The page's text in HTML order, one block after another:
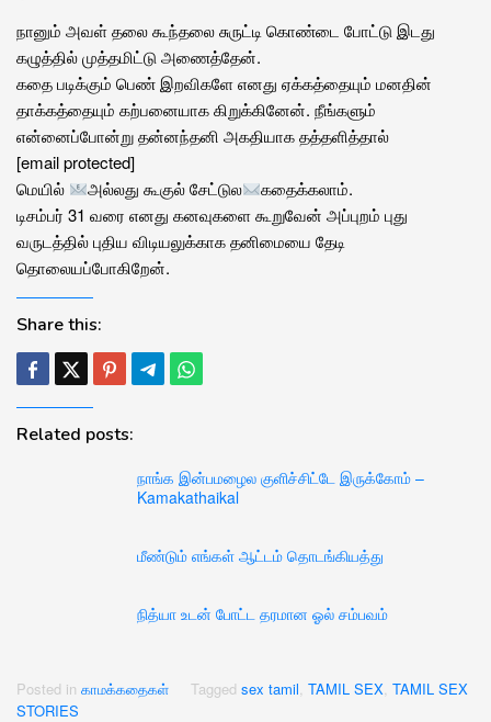
நானும் அவள் தலை கூந்தலை சுருட்டி கொண்டை போட்டு இடது
கழுத்தில் முத்தமிட்டு அணைத்தேன்.
கதை படிக்கும் பெண் இறவிகளே எனது ஏக்கத்தையும் மனதின்
தாக்கத்தையும் கற்பனையாக கிறுக்கினேன். நீங்களும்
என்னைப்போன்று தன்னந்தனி அகதியாக தத்தளித்தால்
[email protected]
மெயில்
அல்லது கூகுல் சேட்டுல
கதைக்கலாம்.
டிசம்பர் 31 வரை எனது கனவுகளை கூறுவேன் அப்புறம் புது
வருடத்தில் புதிய விடியலுக்காக தனிமையை தேடி
தொலையப்போகிறேன்.
Share this:
Related posts:
நாங்க இன்பமழைல குளிச்சிட்டே இருக்கோம் –
Kamakathaikal
மீண்டும் எங்கள் ஆட்டம் தொடங்கியத்து
நித்யா உடன் போட்ட தரமான ஓல் சம்பவம்
Posted in காமக்கதைகள் Tagged sex tamil, TAMIL SEX, TAMIL SEX
STORIES